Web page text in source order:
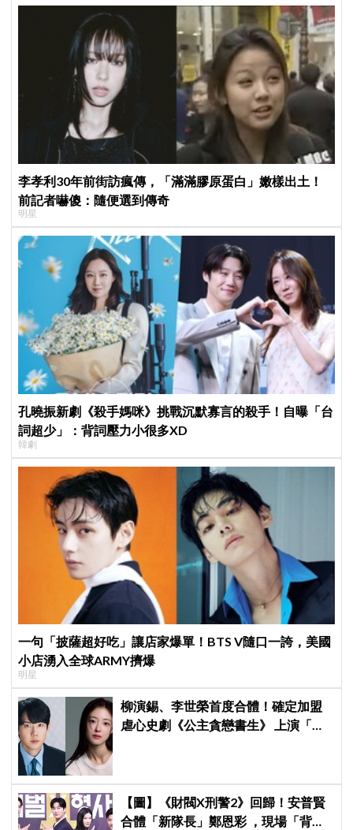
李孝利30年前街訪瘋傳，「滿滿膠原蛋白」嫩樣出土！
前記者嚇傻：隨便選到傳奇
明星
孔曉振新劇《殺手媽咪》挑戰沉默寡言的殺手！自曝「台
詞超少」：背詞壓力小很多XD
韓劇
一句「披薩超好吃」讓店家爆單！BTS V隨口一誇，美國
小店湧入全球ARMY擠爆
明星
柳演錫、李世榮首度合體！確定加盟
虐心史劇《公主貪戀書生》 上演「朝
【圖】《財閥X刑警2》回歸！安普賢
合體「新隊長」鄭恩彩 ，現場「背靠